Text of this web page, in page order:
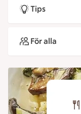
Tips
För alla